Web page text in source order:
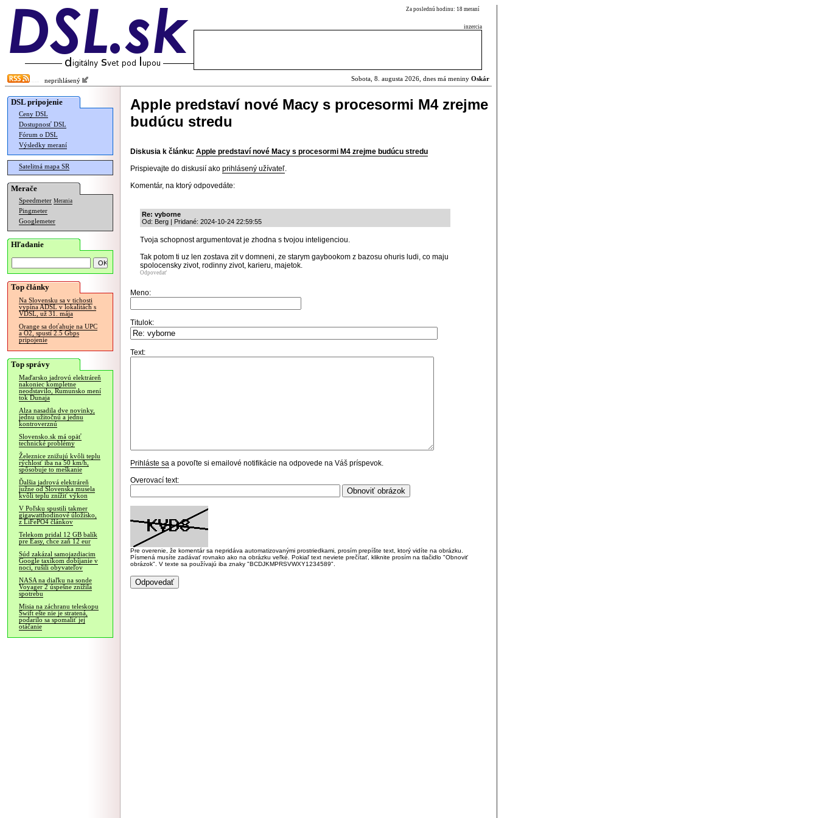
Za poslednú hodinu: 18 meraní
inzercia
neprihlásený Sobota, 8. augusta 2026, dnes má meniny Oskár
DSL pripojenie
Ceny DSL
Dostupnosť DSL
Fórum o DSL
Výsledky meraní
Satelitná mapa SR
Merače
Speedmeter Merania
Pingmeter
Googlemeter
Hľadanie
Top články
Na Slovensku sa v tichosti
vypína ADSL v lokalitách s
VDSL, už 31. mája
Orange sa doťahuje na UPC
a O2, spustí 2.5 Gbps
pripojenie
Top správy
Maďarsko jadrovú elektráreň
nakoniec kompletne
neodstavilo, Rumunsko mení
tok Dunaja
Alza nasadila dve novinky,
jednu užitočnú a jednu
kontroverznú
Slovensko.sk má opäť
technické problémy
Železnice znižujú kvôli teplu
rýchlosť iba na 50 km/h,
spôsobuje to meškanie
Ďalšia jadrová elektráreň
južne od Slovenska musela
kvôli teplu znížiť výkon
V Poľsku spustili takmer
gigawatthodinové úložisko,
z LiFePO4 článkov
Telekom pridal 12 GB balík
pre Easy, chce zaň 12 eur
Súd zakázal samojazdiacim
Google taxíkom dobíjanie v
noci, rušili obyvateľov
NASA na diaľku na sonde
Voyager 2 úspešne znížila
spotrebu
Misia na záchranu teleskopu
Swift ešte nie je stratená,
podarilo sa spomaliť jej
otáčanie
Apple predstaví nové Macy s procesormi M4 zrejme
budúcu stredu
Diskusia k článku: Apple predstaví nové Macy s procesormi M4 zrejme budúcu stredu
Prispievajte do diskusií ako prihlásený užívateľ.
Komentár, na ktorý odpovedáte:
Re: vyborne
Od: Berg | Pridané: 2024-10-24 22:59:55
Tvoja schopnost argumentovat je zhodna s tvojou inteligenciou.
Tak potom ti uz len zostava zit v domneni, ze starym gaybookom z bazosu ohuris ludi, co maju
spolocensky zivot, rodinny zivot, karieru, majetok.
Odpovedať
Meno:
Titulok:
Text:
Prihláste sa a povoľte si emailové notifikácie na odpovede na Váš príspevok.
Overovací text:
Pre overenie, že komentár sa nepridáva automatizovanými prostriedkami, prosím prepíšte text, ktorý vidíte na obrázku.
Písmená musíte zadávať rovnako ako na obrázku veľké. Pokiaľ text neviete prečítať, kliknite prosím na tlačidlo "Obnoviť
obrázok". V texte sa používajú iba znaky "BCDJKMPRSVWXY1234589".